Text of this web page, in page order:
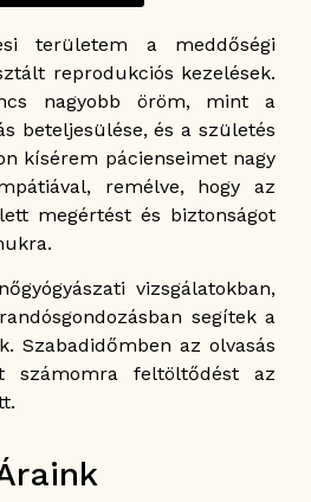
területem a meddőségi
reprodukciós kezelések.
nagyobb öröm, mint a
beteljesülése, és a születés
kísérem pácienseimet nagy
remélve, hogy az
megértést és biztonságot
vizsgálatokban,
segítek a
Szabadidőmben az olvasás
számomra feltöltődést az